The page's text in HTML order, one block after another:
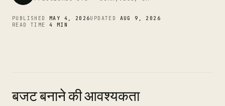
PUBLISHED MAY 4, 2026UPDATED AUG 9, 2026
READ TIME 4 MIN
बजट बनाने की आवश्यकता